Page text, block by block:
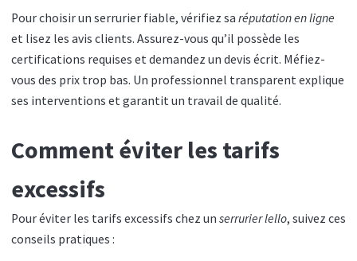
Pour choisir un serrurier fiable, vérifiez sa réputation en ligne
et lisez les avis clients. Assurez-vous qu’il possède les
certifications requises et demandez un devis écrit. Méfiez-
vous des prix trop bas. Un professionnel transparent explique
ses interventions et garantit un travail de qualité.
Comment éviter les tarifs
excessifs
Pour éviter les tarifs excessifs chez un serrurier lello, suivez ces
conseils pratiques :